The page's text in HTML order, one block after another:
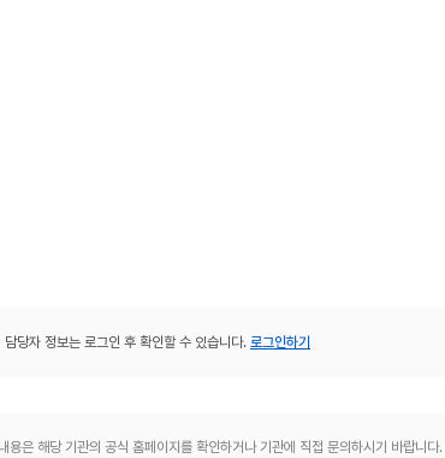
담당자 정보는 로그인 후 확인할 수 있습니다. 로그인하기
은 해당 기관의 공식 홈페이지를 확인하거나 기관에 직접 문의하시기 바랍니다.